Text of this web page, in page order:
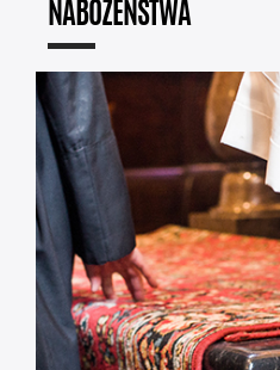
NABOŻEŃSTWA